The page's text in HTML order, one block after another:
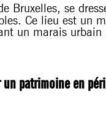
Bruxelles, se
Ce lieu est un
un marais urbain
patrimoine en